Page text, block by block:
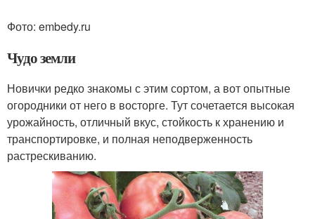
Фото: embedy.ru
Чудо земли
Новички редко знакомы с этим сортом, а вот опытные
огородники от него в восторге. Тут сочетается высокая
урожайность, отличный вкус, стойкость к хранению и
транспортировке, и полная неподверженность
растрескиванию.